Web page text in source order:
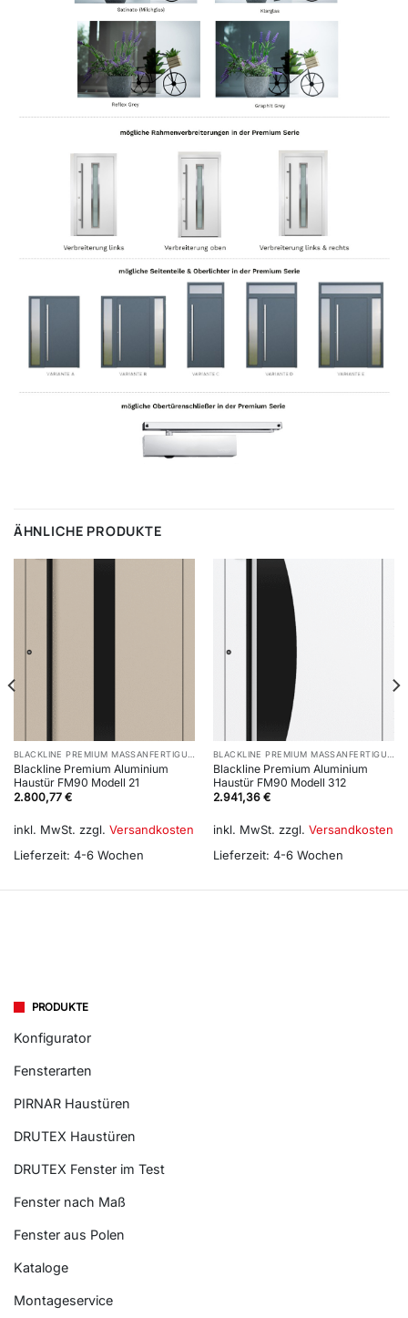
ÄHNLICHE PRODUKTE
Blackline Premium Aluminium
Haustür FM90 Modell 21
2.800,77 €
inkl. MwSt. zzgl. Versandkosten
Lieferzeit: 4-6 Wochen
Blackline Premium Aluminium
Haustür FM90 Modell 312
2.941,36 €
inkl. MwSt. zzgl. Versandkosten
Lieferzeit: 4-6 Wochen
PRODUKTE
Konfigurator
Fensterarten
PIRNAR Haustüren
DRUTEX Haustüren
DRUTEX Fenster im Test
Fenster nach Maß
Fenster aus Polen
Kataloge
Montageservice